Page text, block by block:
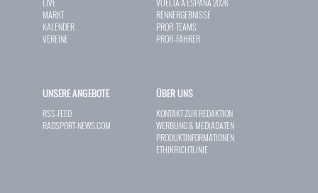
LIVE
MARKT
KALENDER
VEREINE
VUELTA A ESPAÑA 2026
RENNERGEBNISSE
PROFI-TEAMS
PROFI-FAHRER
UNSERE ANGEBOTE
RSS-FEED
RADSPORT-NEWS.COM
ÜBER UNS
KONTAKT ZUR REDAKTION
WERBUNG & MEDIADATEN
PRODUKTINFORMATIONEN
ETHIKRICHTLINIE